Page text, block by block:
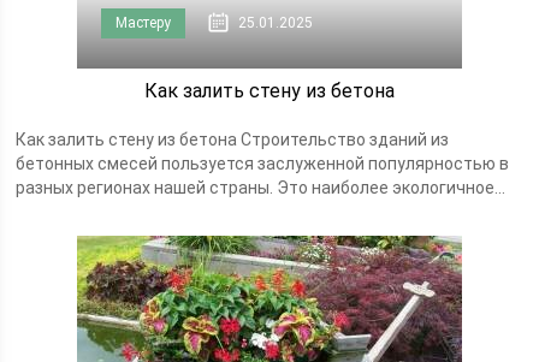
Мастеру 25.01.2025
Как залить стену из бетона
Как залить стену из бетона Строительство зданий из
бетонных смесей пользуется заслуженной популярностью в
разных регионах нашей страны. Это наиболее экологичное...